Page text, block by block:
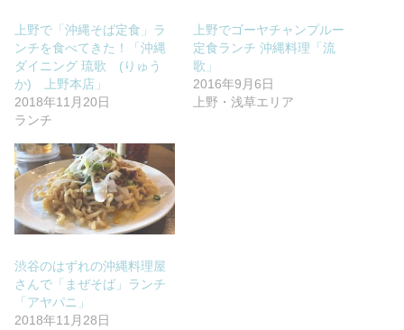
上野で「沖縄そば定食」ラ
ンチを食べてきた！「沖縄
ダイニング 琉歌 (りゅう
か) 上野本店」
2018年11月20日
ランチ
上野でゴーヤチャンプルー
定食ランチ 沖縄料理「流
歌」
2016年9月6日
上野・浅草エリア
渋谷のはずれの沖縄料理屋
さんで「まぜそば」ランチ
「アヤパニ」
2018年11月28日